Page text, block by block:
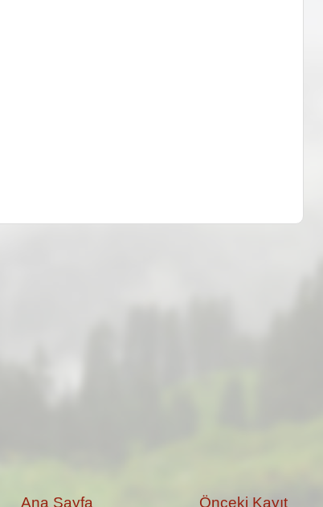
Önceki Kayıt
Ana Sayfa